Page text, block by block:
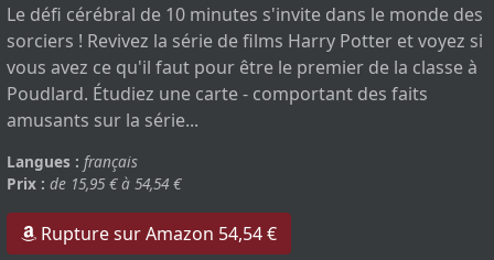
Le défi cérébral de 10 minutes s'invite dans le monde des
sorciers ! Revivez la série de films Harry Potter et voyez si
vous avez ce qu'il faut pour être le premier de la classe à
Poudlard. Étudiez une carte - comportant des faits
amusants sur la série...
Langues : français
Prix : de 15,95 € à 54,54 €
Rupture sur Amazon 54,54 €